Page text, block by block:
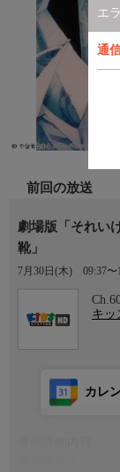
エ
通
前回の放送
劇場版「それい
靴」
7月30日(木) 09:37〜
キッ
カレ